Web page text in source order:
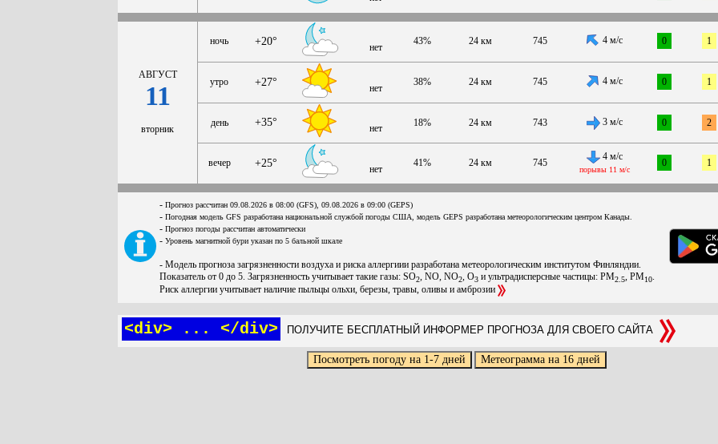
АВГУСТ
11
вторник
ночь +20° нет
43% 24 км 745 4 м/с 0 1
утро +27° нет
38% 24 км 745 4 м/с 0 1
день +35° нет 18% 24 км 743 3 м/с 0 2
вечер +25° нет
41% 24 км 745
4 м/с
порывы 11 м/с
0 1
- Прогноз рассчитан 09.08.2026 в 08:00 (GFS), 09.08.2026 в 09:00 (GEPS)
- Погодная модель GFS разработана национальной службой погоды США, модель GEPS разработана метеорологическим центром Канады.
- Прогноз погоды рассчитан автоматически
- Уровень магнитной бури указан по 5 бальной шкале
- Модель прогноза загрязненности воздуха и риска аллергиии разработана метеорологическим институтом Финляндии.
Показатель от 0 до 5. Загрязненность учитывает такие газы: SO2 , NO, NO2 , O3 и ультрадисперсные частицы: PM2.5 , PM10
Риск аллергии учитывает наличие пыльцы ольхи, березы, травы, оливы и амброзии
<div> ... </div> ПОЛУЧИТЕ БЕСПЛАТНЫЙ ИНФОРМЕР ПРОГНОЗА ДЛЯ СВОЕГО САЙТА